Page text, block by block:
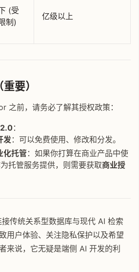
(受
制)
亿级以上
要）
之前，请务必了解其授权政策：
：
发：可以免费使用、修改和分发。
化托管：如果你打算在商业产品中使
托管服务提供，则需要获取商业授
接传统关系型数据库与现代 AI 检索
用户体验、关注隐私保护以及希望
来说，它无疑是端侧 AI 开发的利